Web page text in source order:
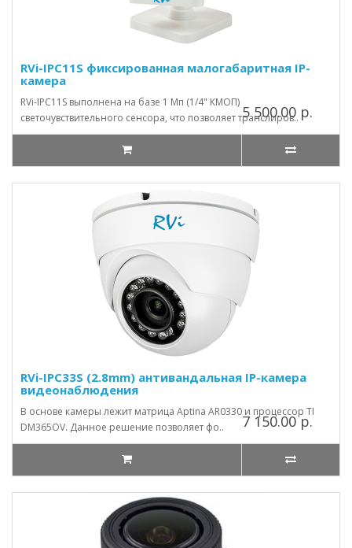
RVi-IPC11S фиксированная малогабаритная IP-
камера
RVi-IPC11S выполнена на базе 1 Мп (1/4" КМОП)
светочувствительного сенсора, что позволяет транслиров..
5 500.00 р.
RVi-IPC33S (2.8mm) антивандальная IP-камера
видеонаблюдения
В основе камеры лежит матрица Aptina AR0330 и процессор TI
DM365OV. Данное решение позволяет фо..
7 150.00 р.